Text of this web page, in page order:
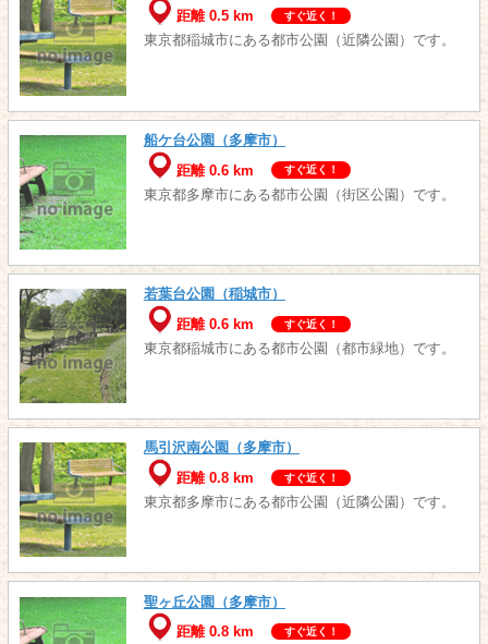
距離 0.5 km
すぐ近く！
東京都稲城市にある都市公園（近隣公園）です。
船ケ台公園（多摩市）
距離 0.6 km
すぐ近く！
東京都多摩市にある都市公園（街区公園）です。
若葉台公園（稲城市）
距離 0.6 km
すぐ近く！
東京都稲城市にある都市公園（都市緑地）です。
馬引沢南公園（多摩市）
距離 0.8 km
すぐ近く！
東京都多摩市にある都市公園（近隣公園）です。
聖ヶ丘公園（多摩市）
距離 0.8 km
すぐ近く！